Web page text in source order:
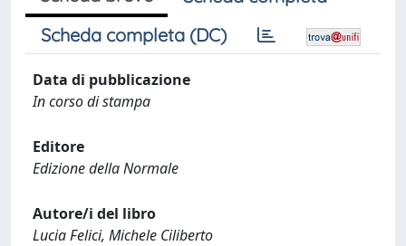
Scheda completa (DC)
Data di pubblicazione
In corso di stampa
Editore
Edizione della Normale
Autore/i del libro
Lucia Felici, Michele Ciliberto